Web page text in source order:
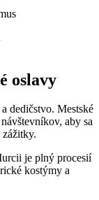
⁢oslavy
dedičstvo. Mestské
aby sa
je plný procesií
kostýmy a